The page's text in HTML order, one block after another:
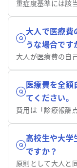
大人で医療費
うな場合です
医療費を全
てください。
高校生や大学
ですか？